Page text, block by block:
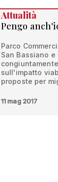
Attualità
Pengo
Parco
San Bassiano
sull'impatto
proposte per
11 mag 2017